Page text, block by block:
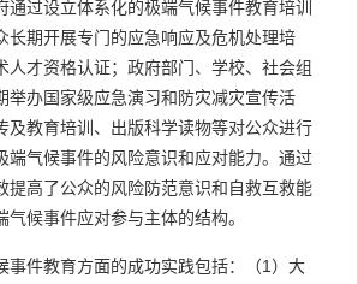
通过设立体系化的极端气候事件教育培训
长期开展专门的应急响应及危机处理培
人才资格认证；政府部门、学校、社会组
举办国家级应急演习和防灾减灾宣传活
及教育培训、出版科学读物等对公众进行
端气候事件的风险意识和应对能力。通过
提高了公众的风险防范意识和自救互救能
气候事件应对参与主体的结构。
事件教育方面的成功实践包括：（1）大